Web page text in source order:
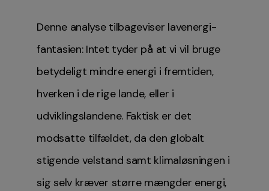
Denne analyse tilbageviser lavenergi-
fantasien: Intet tyder på at vi vil bruge
betydeligt mindre energi i fremtiden,
hverken i de rige lande, eller i
udviklingslandene. Faktisk er det
modsatte tilfældet, da den globalt
stigende velstand samt klimaløsningen i
sig selv kræver større mængder energi,